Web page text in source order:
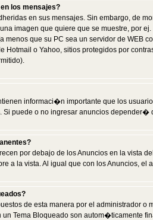
los mensajes?
en sus mensajes. Sin embargo, de
imagen que quiere que se muestre, por
menos que su PC sea un servidor de
Hotmail o Yahoo, sitios protegidos por
informaci�n importante que los
Si puede o no ingresar anuncios
por debajo de los Anuncios en la
a la vista. Al igual que con los Anuncios,
de esta manera por el administrador
un Tema Bloqueado son autom�ticamente